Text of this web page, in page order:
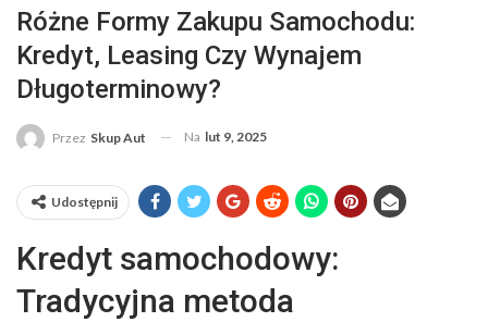
Różne Formy Zakupu Samochodu:
Kredyt, Leasing Czy Wynajem
Długoterminowy?
Przez Skup Aut Na lut 9, 2025
Udostępnij
Kredyt samochodowy:
Tradycyjna metoda